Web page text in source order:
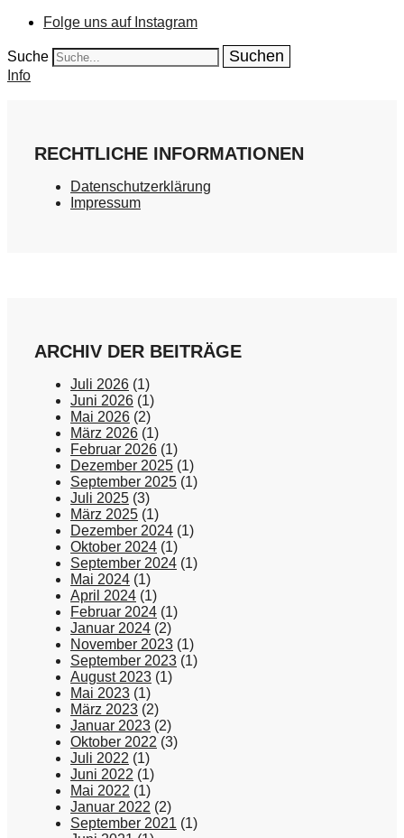
Folge uns auf Instagram
Suche
Info
RECHTLICHE INFORMATIONEN
Datenschutzerklärung
Impressum
ARCHIV DER BEITRÄGE
Juli 2026 (1)
Juni 2026 (1)
Mai 2026 (2)
März 2026 (1)
Februar 2026 (1)
Dezember 2025 (1)
September 2025 (1)
Juli 2025 (3)
März 2025 (1)
Dezember 2024 (1)
Oktober 2024 (1)
September 2024 (1)
Mai 2024 (1)
April 2024 (1)
Februar 2024 (1)
Januar 2024 (2)
November 2023 (1)
September 2023 (1)
August 2023 (1)
Mai 2023 (1)
März 2023 (2)
Januar 2023 (2)
Oktober 2022 (3)
Juli 2022 (1)
Juni 2022 (1)
Mai 2022 (1)
Januar 2022 (2)
September 2021 (1)